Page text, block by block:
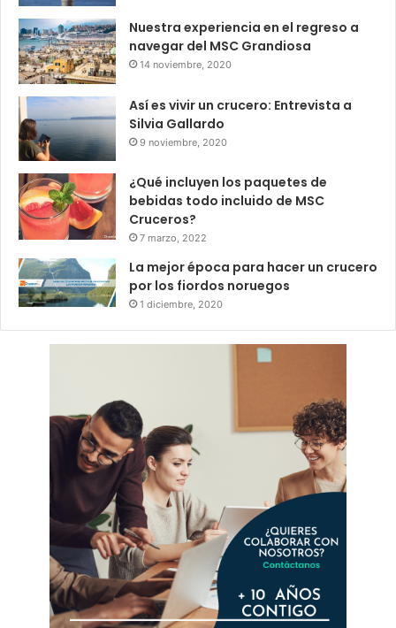
Nuestra experiencia en el regreso a
navegar del MSC Grandiosa
14 noviembre, 2020
Así es vivir un crucero: Entrevista a
Silvia Gallardo
9 noviembre, 2020
¿Qué incluyen los paquetes de
bebidas todo incluido de MSC
Cruceros?
7 marzo, 2022
La mejor época para hacer un crucero
por los fiordos noruegos
1 diciembre, 2020